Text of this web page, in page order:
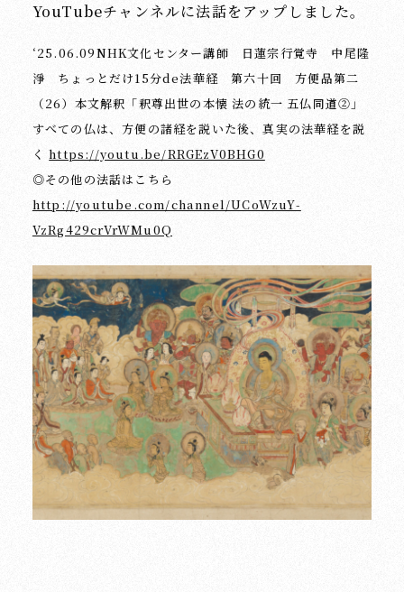
YouTubeチャンネルに法話をアップしました。
‘25.06.09NHK文化センター講師 日蓮宗行覚寺 中尾隆
淨 ちょっとだけ15分de法華経 第六十回 方便品第二
（26）本文解釈「釈尊出世の本懐 法の統一 五仏同道②」
すべての仏は、方便の諸経を説いた後、真実の法華経を説
くhttps://youtu.be/RRGEzV0BHG0
◎その他の法話はこちら
http://youtube.com/channel/UCoWzuY-
VzRg429crVrWMu0Q